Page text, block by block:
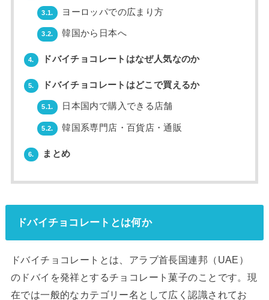
3.1. ヨーロッパでの広まり方
3.2. 韓国から日本へ
4. ドバイチョコレートはなぜ人気なのか
5. ドバイチョコレートはどこで買えるか
5.1. 日本国内で購入できる店舗
5.2. 韓国系専門店・百貨店・通販
6. まとめ
ドバイチョコレートとは何か
ドバイチョコレートとは、アラブ首長国連邦（UAE）
のドバイを発祥とするチョコレート菓子のことです。現
在では一般的なカテゴリー名として広く認識されてお